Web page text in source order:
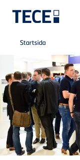
Skip to main content
Breadcrumb
Startsida